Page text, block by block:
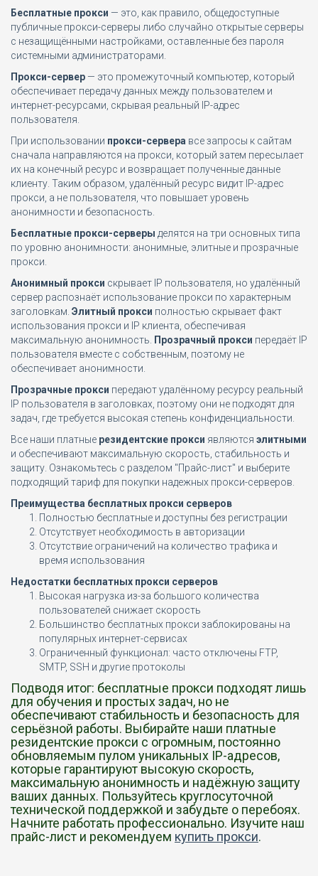
Бесплатные прокси — это, как правило, общедоступные
публичные прокси-серверы либо случайно открытые серверы
с незащищёнными настройками, оставленные без пароля
системными администраторами.
Прокси-сервер — это промежуточный компьютер, который
обеспечивает передачу данных между пользователем и
интернет-ресурсами, скрывая реальный IP-адрес
пользователя.
При использовании прокси-сервера все запросы к сайтам
сначала направляются на прокси, который затем пересылает
их на конечный ресурс и возвращает полученные данные
клиенту. Таким образом, удалённый ресурс видит IP-адрес
прокси, а не пользователя, что повышает уровень
анонимности и безопасность.
Бесплатные прокси-серверы делятся на три основных типа
по уровню анонимности: анонимные, элитные и прозрачные
прокси.
Анонимный прокси скрывает IP пользователя, но удалённый
сервер распознаёт использование прокси по характерным
заголовкам. Элитный прокси полностью скрывает факт
использования прокси и IP клиента, обеспечивая
максимальную анонимность.
Прозрачный прокси передаёт IP
пользователя вместе с собственным, поэтому не
обеспечивает анонимности.
Прозрачные прокси передают удалённому ресурсу реальный
IP пользователя в заголовках, поэтому они не подходят для
задач, где требуется высокая степень конфиденциальности.
Все наши платные резидентские прокси являются элитными
и обеспечивают максимальную скорость, стабильность и
защиту. Ознакомьтесь с разделом "Прайс-лист" и выберите
подходящий тариф для покупки надежных прокси-серверов.
Преимущества бесплатных прокси серверов
Полностью бесплатные и доступны без регистрации
Отсутствует необходимость в авторизации
Отсутствие ограничений на количество трафика и
время использования
Недостатки бесплатных прокси серверов
Высокая нагрузка из-за большого количества
пользователей снижает скорость
Большинство бесплатных прокси заблокированы на
популярных интернет-сервисах
Ограниченный функционал: часто отключены FTP,
SMTP, SSH и другие протоколы
Подводя итог: бесплатные прокси подходят лишь
для обучения и простых задач, но не
обеспечивают стабильность и безопасность для
серьёзной работы. Выбирайте наши платные
резидентские прокси с огромным, постоянно
обновляемым пулом уникальных IP-адресов,
которые гарантируют высокую скорость,
максимальную анонимность и надёжную защиту
ваших данных. Пользуйтесь круглосуточной
технической поддержкой и забудьте о перебоях.
Начните работать профессионально. Изучите наш
прайс-лист и рекомендуем купить прокси.